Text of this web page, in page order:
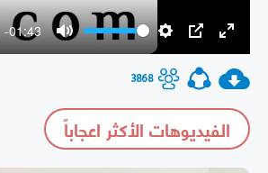
-01:43
Mute
3868
الفيديوهات الأكثر اعجاباً